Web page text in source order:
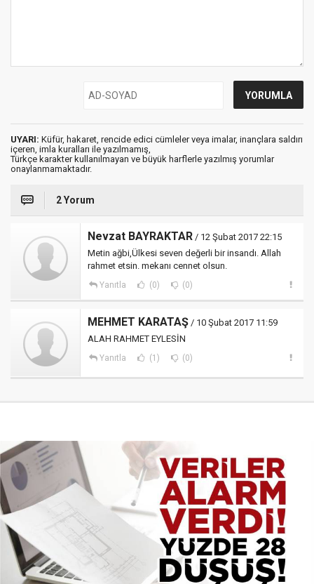
UYARI: Küfür, hakaret, rencide edici cümleler veya imalar, inançlara saldırı
içeren, imla kuralları ile yazılmamış,
Türkçe karakter kullanılmayan ve büyük harflerle yazılmış yorumlar
onaylanmamaktadır.
2 Yorum
Nevzat BAYRAKTAR / 12 Şubat 2017 22:15
Metin ağbi,Ülkesi seven değerli bir insandı. Allah
rahmet etsin. mekanı cennet olsun.
Yanıtla (0) (0)
MEHMET KARATAŞ / 10 Şubat 2017 11:59
ALAH RAHMET EYLESİN
Yanıtla (1) (0)